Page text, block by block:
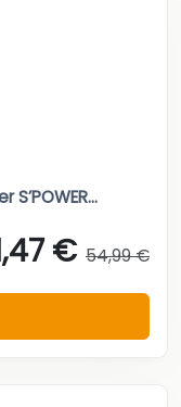
€ 54,99 €